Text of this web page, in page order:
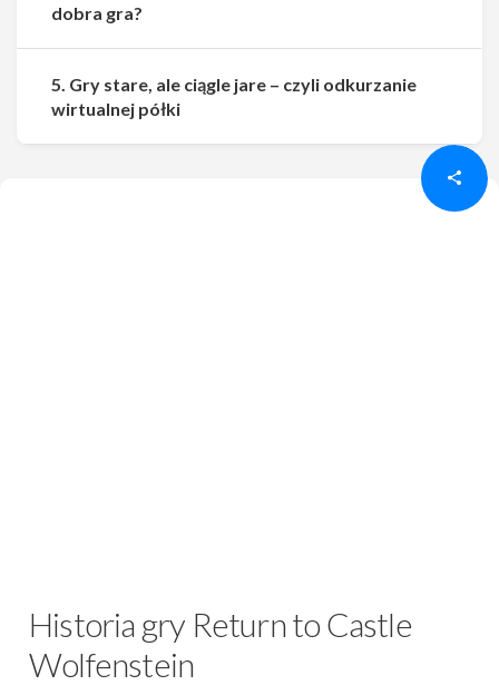
Udostępnij
Historia gry Return to Castle
Wolfenstein
dobra gra?
5. Gry stare, ale ciągle jare – czyli odkurzanie
wirtualnej półki